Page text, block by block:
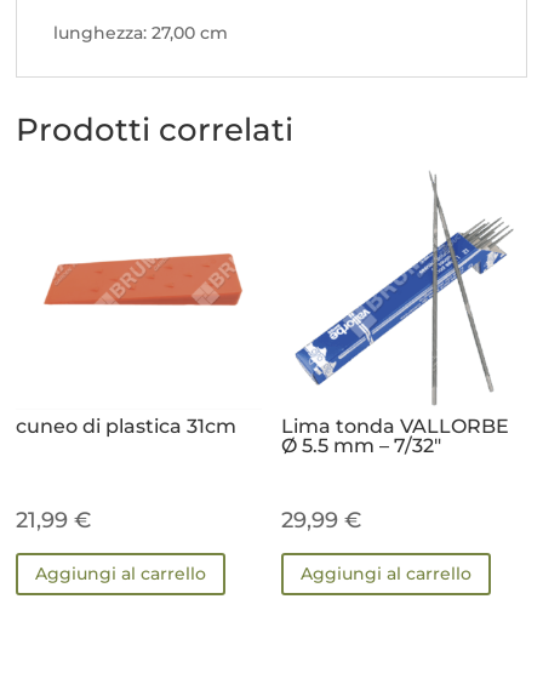
lunghezza: 27,00 cm
Prodotti correlati
cuneo di plastica 31cm
21,99€
Aggiungi al carrello
Lima tonda VALLORBE
Ø 5.5 mm – 7/32″
29,99€
Aggiungi al carrello